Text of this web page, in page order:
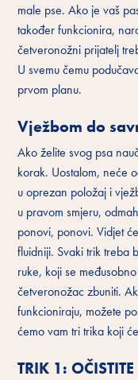
male pse. Ako je vaš
također funkcionira,
četveronožni prijatelj
U svemu čemu
prvom planu.
Vježbom do
Ako želite svog psa
korak. Uostalom, neće
u oprezan položaj i
u pravom smjeru,
ponovi, ponovi. Vidjet
fluidniji. Svaki trik treba
ruke, koji se
četveronožac zbuniti.
funkcioniraju, možete
ćemo vam tri trika koji
TRIK 1: OČISTITE